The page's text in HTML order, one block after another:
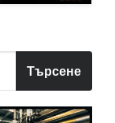
Търсене